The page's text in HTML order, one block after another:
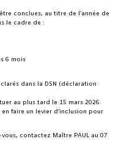
conclues, au titre de l’année de
le cadre de :
6 mois
dans la DSN (déclaration
au plus tard le 15 mars 2026.
faire un levier d’inclusion pour
contactez Maître PAUL au 07